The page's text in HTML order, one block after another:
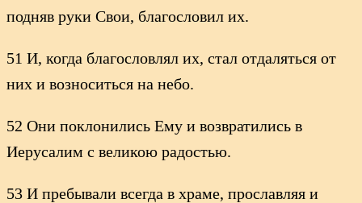
подняв руки Свои, благословил их.
51 И, когда благословлял их, стал отдаляться от
них и возноситься на небо.
52 Они поклонились Ему и возвратились в
Иерусалим с великою радостью.
53 И пребывали всегда в храме, прославляя и